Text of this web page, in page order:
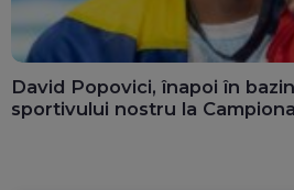
David Popovici, înapoi în
sportivului nostru la